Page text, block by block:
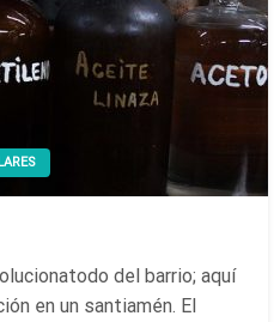
del barrio; aquí
en un santiamén. El